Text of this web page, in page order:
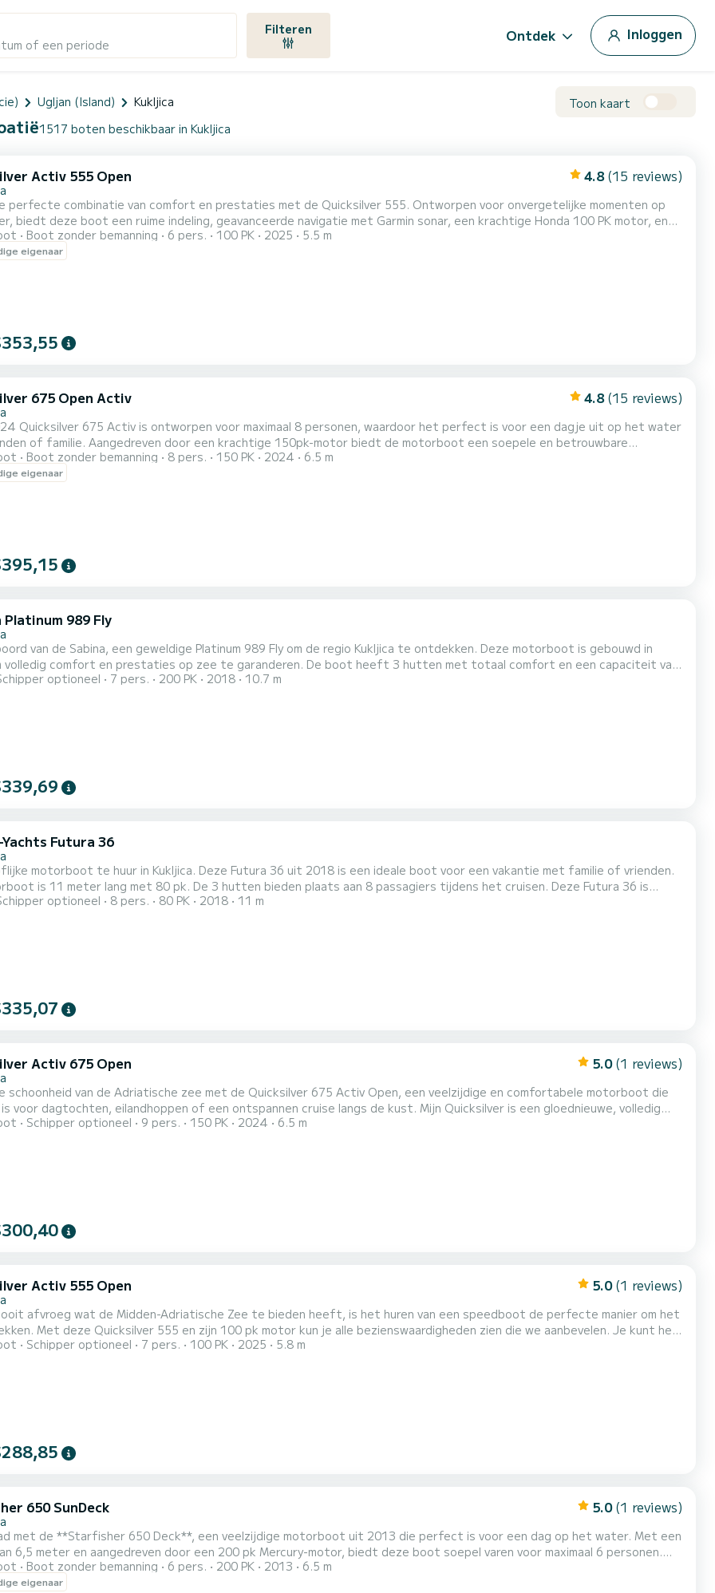
of een periode
Filteren Ontdek Inloggen
Ugljan (Island) Kukljica Toon kaart
1517 boten beschikbaar in Kukljica
Activ 555 Open 4.8 (15 reviews)
perfecte combinatie van comfort en prestaties met de Quicksilver 555. Ontworpen voor onvergetelijke momenten op
biedt deze boot een ruime indeling, geavanceerde navigatie met Garmin sonar, een krachtige Honda 100 PK motor, en
audiosysteem met vier luidsprekers. Of je nu de kust verkent of ontspant in het zonnedek, de Quicksilver 555 is de
Boot zonder bemanning 6 pers. 100 PK 2025 5.5 m
eigenaar
675 Open Activ 4.8 (15 reviews)
Quicksilver 675 Activ is ontworpen voor maximaal 8 personen, waardoor het perfect is voor een dagje uit op het water
of familie. Aangedreven door een krachtige 150pk-motor biedt de motorboot een soepele en betrouwbare
Navigatie wordt vereenvoudigd met een externe GPS-plotter, waardoor je met vertrouwen kunt verkennen. Bij het
gaan of aanmeren zorgt de bimini voor voldoende schaduw, waardoor het comfort aan boord wordt verbeterd. De boot
Boot zonder bemanning 8 pers. 150 PK 2024 6.5 m
eigenaar
Platinum 989 Fly
van de Sabina, een geweldige Platinum 989 Fly om de regio Kukljica te ontdekken. Deze motorboot is gebouwd in
comfort en prestaties op zee te garanderen. De boot heeft 3 hutten met totaal comfort en een capaciteit van
Met een totale lengte van 11 meter en 200 pk zal dit uw beste vriend zijn tijdens een buitengewone vakantie op de
optioneel 7 pers. 200 PK 2018 10.7 m
Futura 36
motorboot te huur in Kukljica. Deze Futura 36 uit 2018 is een ideale boot voor een vakantie met familie of vrienden.
is 11 meter lang met 80 pk. De 3 hutten bieden plaats aan 8 passagiers tijdens het cruisen. Deze Futura 36 is
een douche. Het heeft de volgende uitrusting: Boegschroef, Dekdouche. Wij nodigen u uit om
optioneel 8 pers. 80 PK 2018 11 m
Activ 675 Open 5.0 (1 reviews)
schoonheid van de Adriatische zee met de Quicksilver 675 Activ Open, een veelzijdige en comfortabele motorboot die
voor dagtochten, eilandhoppen of een ontspannen cruise langs de kust. Mijn Quicksilver is een gloednieuwe, volledig
boot uit 2024 die u snel en gemakkelijk toegang geeft tot alle verborgen pareltjes in dit gebied. Of u nu van snorkelen
Schipper optioneel 9 pers. 150 PK 2024 6.5 m
Activ 555 Open 5.0 (1 reviews)
afvroeg wat de Midden-Adriatische Zee te bieden heeft, is het huren van een speedboot de perfecte manier om het
Met deze Quicksilver 555 en zijn 100 pk motor kun je alle bezienswaardigheden zien die we aanbevelen. Je kunt hem
of zonder schipper en de perfecte actieve vakantie hebben met je familie of vrienden terwijl je de helderblauwe zee
Schipper optioneel 7 pers. 100 PK 2025 5.8 m
650 SunDeck 5.0 (1 reviews)
met de **Starfisher 650 Deck**, een veelzijdige motorboot uit 2013 die perfect is voor een dag op het water. Met een
6,5 meter en aangedreven door een 200 pk Mercury-motor, biedt deze boot soepel varen voor maximaal 6 personen.
over essentiële uitrusting zoals GPS voor eenvoudige navigatie en een USB-radio voor entertainment. De boot bevat
bimini-top voor schaduw, een douche om op te frissen, en alle vereiste veiligheidsuitrusting. Met zijn betrouwbare...
Boot zonder bemanning 6 pers. 200 PK 2013 6.5 m
eigenaar